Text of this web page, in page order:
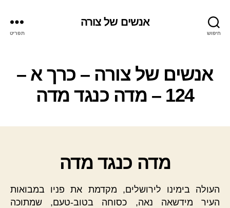
חיפוש
אנשים של צורה
תפריט
אנשים של צורה – כרך א –
124 – מדה כנגד מדה
מדה כנגד מדה
העולה בימינו לירושלים, מקדמת את פניו במבואות
העיר מידשאה נאה, כסוחה בטוב-טעם, שמתוכה